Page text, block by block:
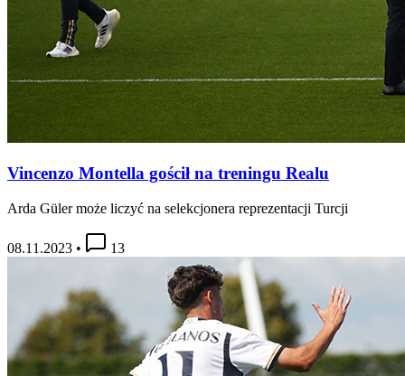
Vincenzo Montella gościł na treningu Realu
Arda Güler może liczyć na selekcjonera reprezentacji Turcji
08.11.2023 • 13